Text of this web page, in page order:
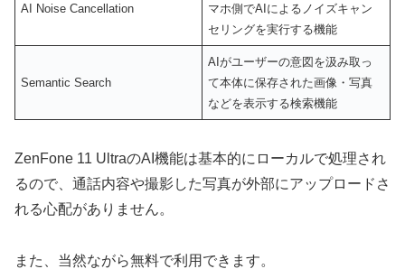
AI Noise Cancellation
マホ側でAIによるノイズキャン
セリングを実行する機能
Semantic Search
AIがユーザーの意図を汲み取っ
て本体に保存された画像・写真
などを表示する検索機能
ZenFone 11 UltraのAI機能は基本的にローカルで処理され
るので、通話内容や撮影した写真が外部にアップロードさ
れる心配がありません。
また、当然ながら無料で利用できます。